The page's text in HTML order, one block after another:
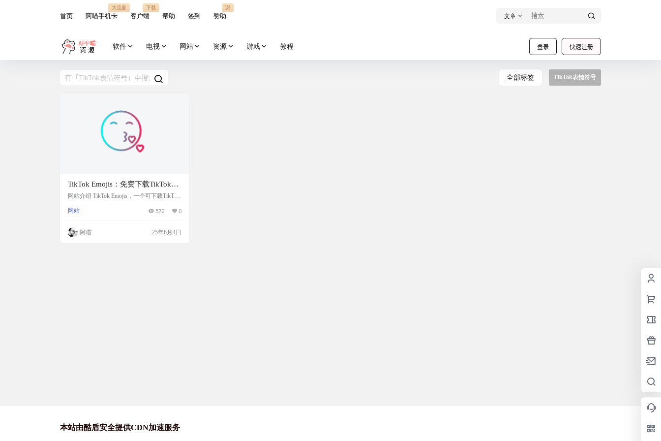
首页 阿喵手机卡
大流量
客户端
下载
帮助 签到 赞助
谢
文章
登录 快速注册
软件 电视 网站 资源 游戏 教程
全部标签 TikTok表情符号
TikTok Emojis：免费下载TikTok表
情符号
网站介绍 TikTok Emojis，一个可下载TikTok
提供了表情符号含义。TikTok 在所有平台上
的表情符号键盘插入这些表情符号。用方括
号括起来，每当将 emoji 的缩写放在评论部
网站 572 0
阿喵 25年6月4日
本站由酷盾安全提供CDN加速服务